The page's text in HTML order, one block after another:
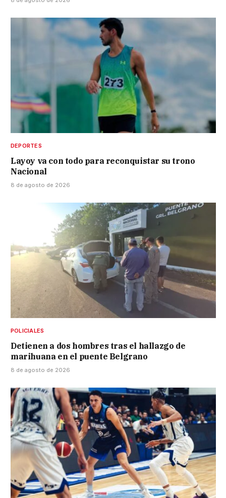
DEPORTES
Layoy va con todo para reconquistar su trono
Nacional
8 de agosto de 2026
POLICIALES
Detienen a dos hombres tras el hallazgo de
marihuana en el puente Belgrano
8 de agosto de 2026